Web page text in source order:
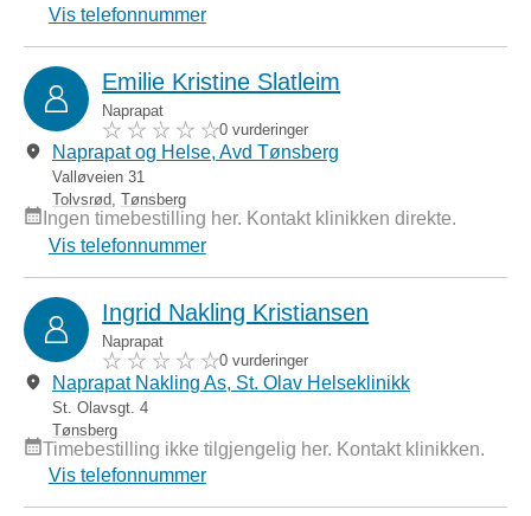
Vis telefonnummer
Emilie Kristine Slatleim
Naprapat
0 vurderinger
Naprapat og Helse, Avd Tønsberg
Valløveien 31
Tolvsrød, Tønsberg
Ingen timebestilling her. Kontakt klinikken direkte.
Vis telefonnummer
Ingrid Nakling Kristiansen
Naprapat
0 vurderinger
Naprapat Nakling As, St. Olav Helseklinikk
St. Olavsgt. 4
Tønsberg
Timebestilling ikke tilgjengelig her. Kontakt klinikken.
Vis telefonnummer